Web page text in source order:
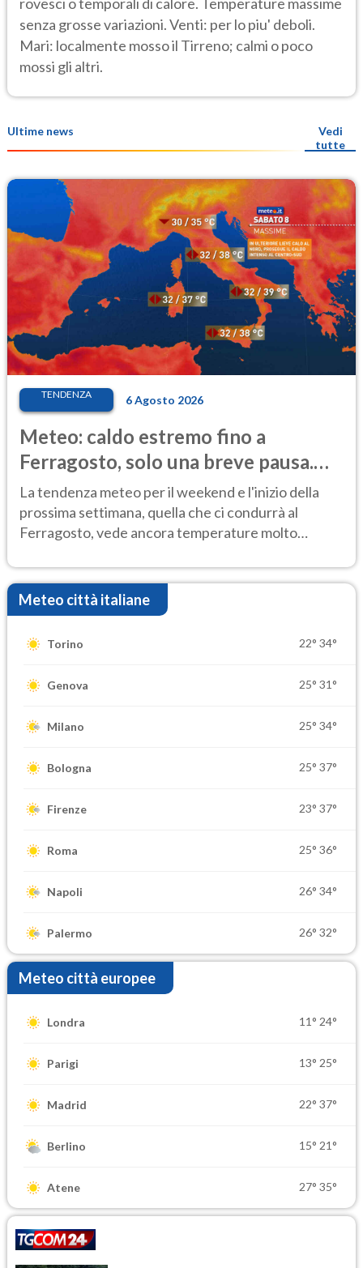
senza grosse variazioni. Venti: per lo piu' deboli.
Mari: localmente mosso il Tirreno; calmi o poco
mossi gli altri.
Ultime news
Vedi
tutte
TENDENZA 6 Agosto 2026
Meteo: caldo estremo fino a
Ferragosto, solo una breve pausa.
Ecco dove
La tendenza meteo per il weekend e l'inizio della
prossima settimana, quella che ci condurrà al
Ferragosto, vede ancora temperature molto
Meteo città italiane
Torino 22° 34°
Genova 25° 31°
Milano 25° 34°
Bologna 25° 37°
Firenze 23° 37°
Roma 25° 36°
Napoli 26° 34°
Palermo 26° 32°
Meteo città europee
Londra 11° 24°
Parigi 13° 25°
Madrid 22° 37°
Berlino 15° 21°
Atene 27° 35°